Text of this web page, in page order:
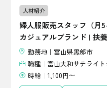
人材紹介
婦人服販売スタッフ（
カジュアルブランド | 扶
勤務地｜富山県黒部市
職種｜富山大和サテライ
時給｜1,100円〜